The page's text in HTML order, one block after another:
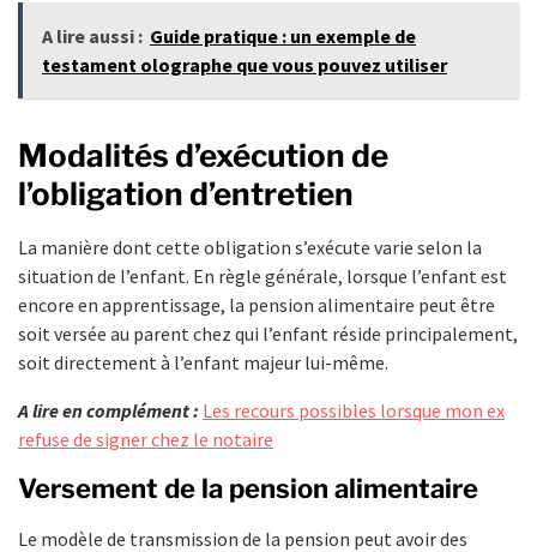
A lire aussi : Guide pratique : un exemple de
testament olographe que vous pouvez utiliser
Modalités d’exécution de
l’obligation d’entretien
La manière dont cette obligation s’exécute varie selon la
situation de l’enfant. En règle générale, lorsque l’enfant est
encore en apprentissage, la pension alimentaire peut être
soit versée au parent chez qui l’enfant réside principalement,
soit directement à l’enfant majeur lui-même.
A lire en complément : Les recours possibles lorsque mon ex
refuse de signer chez le notaire
Versement de la pension alimentaire
Le modèle de transmission de la pension peut avoir des